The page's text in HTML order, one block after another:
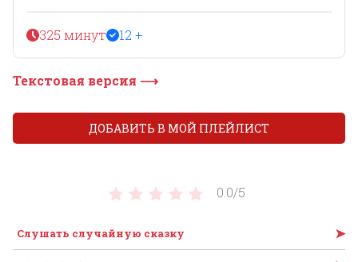
325 минут 12 +
Текстовая версия ⟶
0.0/5
Слушать случайную сказку ➤
ДОБАВИТЬ В МОЙ ПЛЕЙЛИСТ